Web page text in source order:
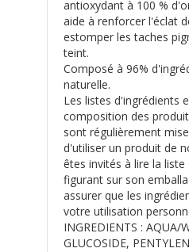
antioxydant à 100 %
aide à renforcer l'éclat
estomper les taches
teint.
Composé à 96%
naturelle.
Les listes d'ingrédients
composition des
sont régulièrement
d'utiliser un produit de
êtes invités à lire la liste
figurant sur son
assurer que les
votre utilisation
INGREDIENTS : AQUA/
GLUCOSIDE,